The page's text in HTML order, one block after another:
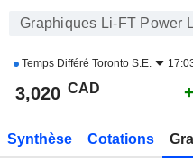
Graphiques Li-FT Power
Temps Différé Toronto S.E.
3,020 CAD
Synthèse Cotations